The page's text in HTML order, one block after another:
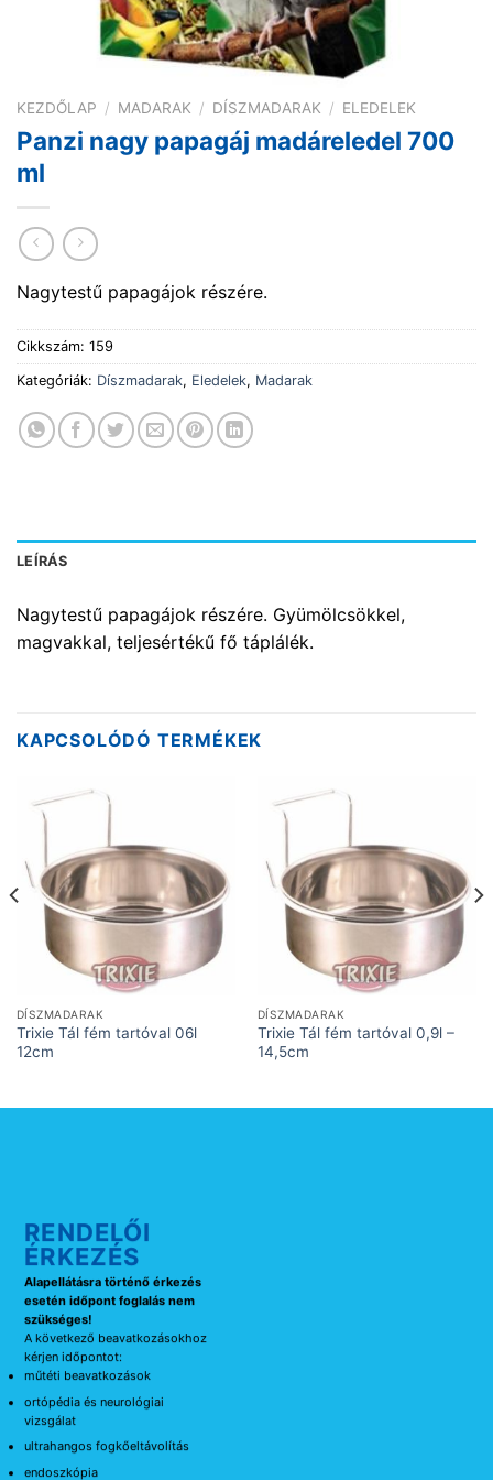
KEZDŐLAP / MADARAK / DÍSZMADARAK / ELEDELEK
Panzi nagy papagáj madáreledel 700
ml
Nagytestű papagájok részére.
Cikkszám: 159
Kategóriák: Díszmadarak, Eledelek, Madarak
LEÍRÁS
Nagytestű papagájok részére. Gyümölcsökkel,
magvakkal, teljesértékű fő táplálék.
KAPCSOLÓDÓ TERMÉKEK
DÍSZMADARAK
Trixie Tál fém tartóval 06l
12cm
DÍSZMADARAK
Trixie Tál fém tartóval 0,9l –
14,5cm
RENDELŐI
ÉRKEZÉS
Alapellátásra történő érkezés
esetén időpont foglalás nem
szükséges!
A következő beavatkozásokhoz
kérjen időpontot:
műtéti beavatkozások
ortópédia és neurológiai
vizsgálat
ultrahangos fogkőeltávolítás
endoszkópia